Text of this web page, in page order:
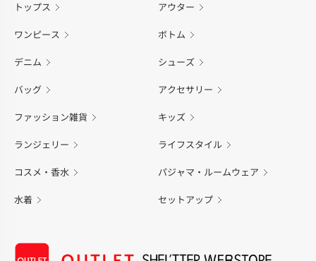
トップス アウター
ワンピース ボトム
デニム シューズ
バッグ アクセサリー
ファッション雑貨 キッズ
ランジェリー ライフスタイル
コスメ・香水 パジャマ・ルームウェア
水着 セットアップ